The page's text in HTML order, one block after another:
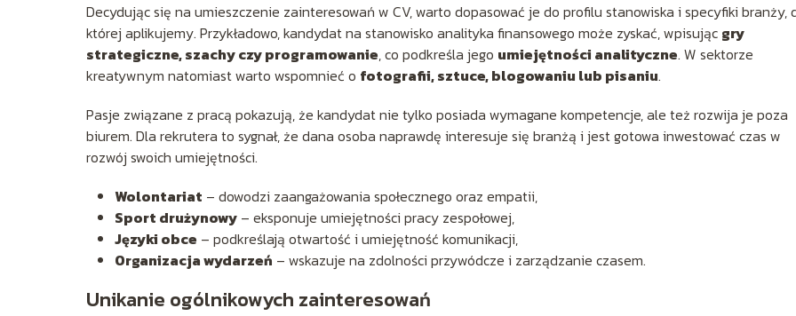
Decydując się na umieszczenie zainteresowań w CV, warto dopasować je do profilu stanowiska i specyfiki branży,
której aplikujemy. Przykładowo, kandydat na stanowisko analityka finansowego może zyskać, wpisując gry
strategiczne, szachy czy programowanie, co podkreśla jego umiejętności analityczne. W sektorze
kreatywnym natomiast warto wspomnieć o fotografii, sztuce, blogowaniu lub pisaniu.
Pasje związane z pracą pokazują, że kandydat nie tylko posiada wymagane kompetencje, ale też rozwija je poza
biurem. Dla rekrutera to sygnał, że dana osoba naprawdę interesuje się branżą i jest gotowa inwestować czas w
rozwój swoich umiejętności.
Wolontariat – dowodzi zaangażowania społecznego oraz empatii,
Sport drużynowy – eksponuje umiejętności pracy zespołowej,
Języki obce – podkreślają otwartość i umiejętność komunikacji,
Organizacja wydarzeń – wskazuje na zdolności przywódcze i zarządzanie czasem.
Unikanie ogólnikowych zainteresowań